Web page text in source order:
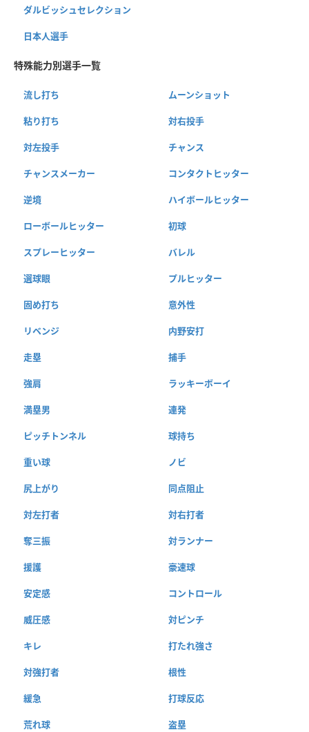
ダルビッシュセレクション
日本人選手
特殊能力別選手一覧
流し打ち ムーンショット
粘り打ち 対右投手
対左投手 チャンス
チャンスメーカー コンタクトヒッター
逆境 ハイボールヒッター
ローボールヒッター 初球
スプレーヒッター バレル
選球眼 プルヒッター
固め打ち 意外性
リベンジ 内野安打
走塁 捕手
強肩 ラッキーボーイ
満塁男 連発
ピッチトンネル 球持ち
重い球 ノビ
尻上がり 同点阻止
対左打者 対右打者
奪三振 対ランナー
援護 豪速球
安定感 コントロール
威圧感 対ピンチ
キレ 打たれ強さ
対強打者 根性
緩急 打球反応
荒れ球 盗塁